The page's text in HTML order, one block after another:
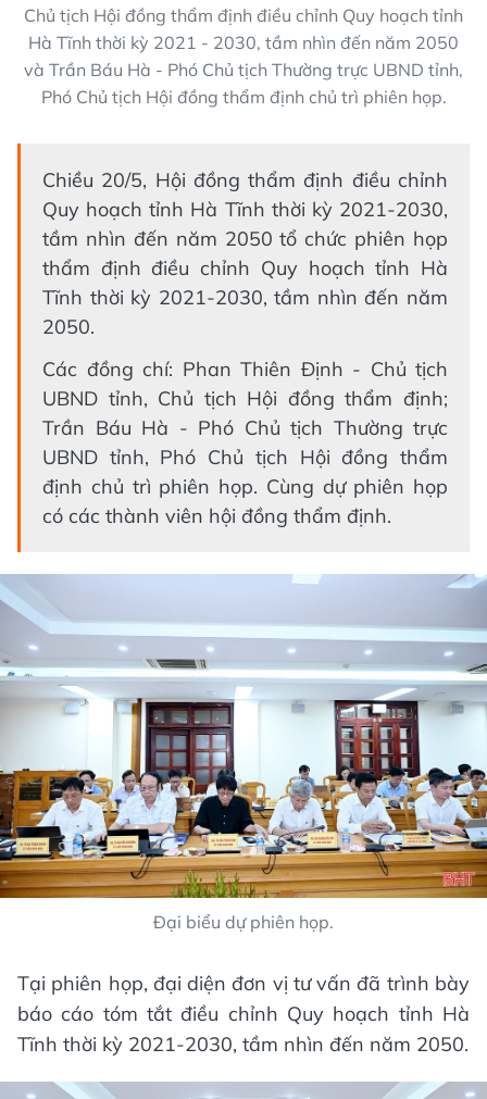
Chủ tịch Hội đồng thẩm định điều chỉnh Quy hoạch tỉnh
Hà Tĩnh thời kỳ 2021 - 2030, tầm nhìn đến năm 2050
và Trần Báu Hà - Phó Chủ tịch Thường trực UBND tỉnh,
Phó Chủ tịch Hội đồng thẩm định chủ trì phiên họp.
Chiều 20/5, Hội đồng thẩm định điều chỉnh
Quy hoạch tỉnh Hà Tĩnh thời kỳ 2021-2030,
tầm nhìn đến năm 2050 tổ chức phiên họp
thẩm định điều chỉnh Quy hoạch tỉnh Hà
Tĩnh thời kỳ 2021-2030, tầm nhìn đến năm
2050.
Các đồng chí: Phan Thiên Định - Chủ tịch
UBND tỉnh, Chủ tịch Hội đồng thẩm định;
Trần Báu Hà - Phó Chủ tịch Thường trực
UBND tỉnh, Phó Chủ tịch Hội đồng thẩm
định chủ trì phiên họp. Cùng dự phiên họp
có các thành viên hội đồng thẩm định.
Đại biểu dự phiên họp.
Tại phiên họp, đại diện đơn vị tư vấn đã trình bày
báo cáo tóm tắt điều chỉnh Quy hoạch tỉnh Hà
Tĩnh thời kỳ 2021-2030, tầm nhìn đến năm 2050.